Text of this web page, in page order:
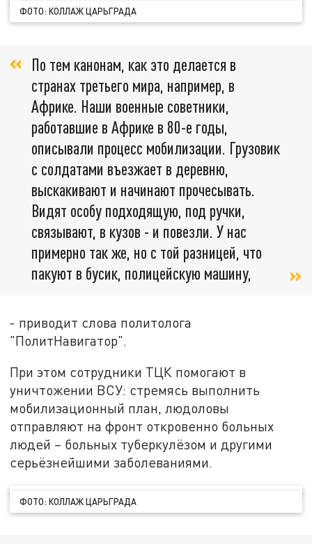
ФОТО: КОЛЛАЖ ЦАРЬГРАДА
По тем канонам, как это делается в
странах третьего мира, например, в
Африке. Наши военные советники,
работавшие в Африке в 80-е годы,
описывали процесс мобилизации. Грузовик
с солдатами въезжает в деревню,
выскакивают и начинают прочесывать.
Видят особу подходящую, под ручки,
связывают, в кузов - и повезли. У нас
примерно так же, но с той разницей, что
пакуют в бусик, полицейскую машину,
- приводит слова политолога
"ПолитНавигатор".
При этом сотрудники ТЦК помогают в
уничтожении ВСУ: стремясь выполнить
мобилизационный план, людоловы
отправляют на фронт откровенно больных
людей – больных туберкулёзом и другими
серьёзнейшими заболеваниями.
ФОТО: КОЛЛАЖ ЦАРЬГРАДА